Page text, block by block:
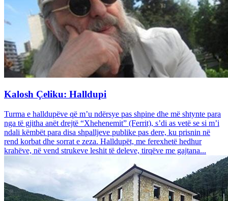
Kalosh Çeliku: Halldupi
Turma e halldupëve që m’u ndërsye pas shpine dhe më shtynte para
nga të gjitha anët drejtë “Xhehenemit” (Ferrit), s’di as vetë se si m’i
ndali këmbët para disa shpalljeve publike pas dere, ku prisnin në
rend korbat dhe sorrat e zeza. Halldupët, me ferexhetë hedhur
krahëve, në vend strukeve leshit të deleve, tirqëve me gajtana...